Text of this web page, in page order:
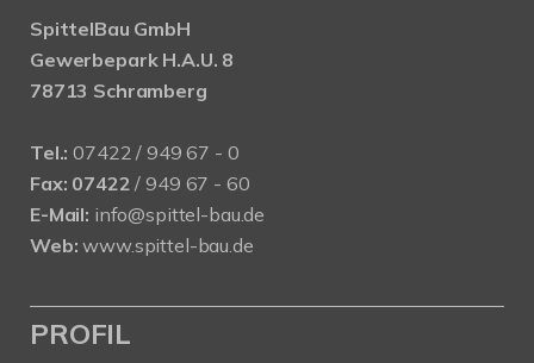
SpittelBau GmbH
Gewerbepark H.A.U. 8
78713 Schramberg
Tel.: 07422 / 949 67 - 0
Fax: 07422 / 949 67 - 60
E-Mail: info@spittel-bau.de
Web: www.spittel-bau.de
PROFIL